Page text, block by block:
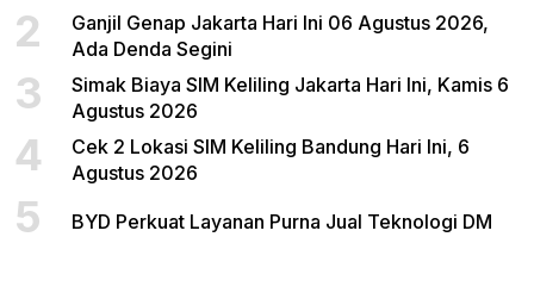
2
Ganjil Genap Jakarta Hari Ini 06 Agustus 2026,
Ada Denda Segini
3
Simak Biaya SIM Keliling Jakarta Hari Ini, Kamis 6
Agustus 2026
4
Cek 2 Lokasi SIM Keliling Bandung Hari Ini, 6
Agustus 2026
5 BYD Perkuat Layanan Purna Jual Teknologi DM